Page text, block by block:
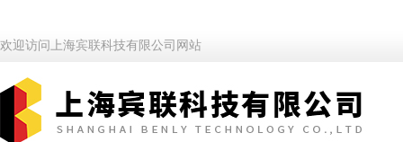
欢迎访问上海宾联科技有限公司网站